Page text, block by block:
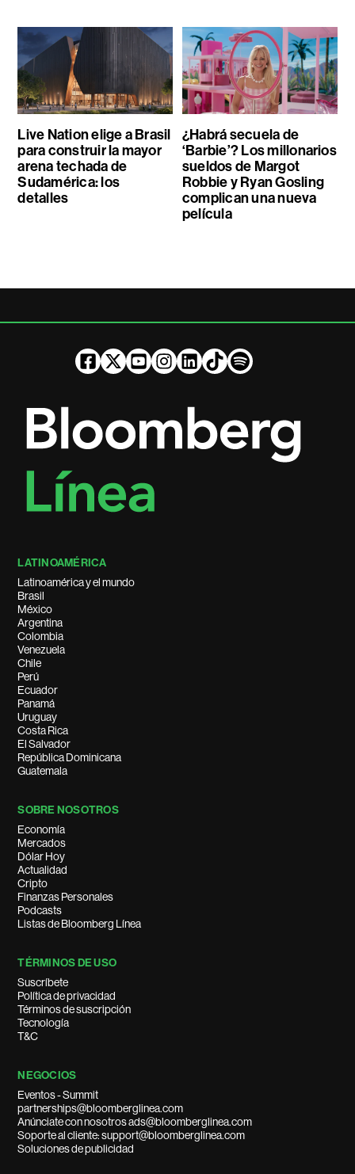
Live Nation elige a Brasil
para construir la mayor
arena techada de
Sudamérica: los
detalles
¿Habrá secuela de
‘Barbie’? Los millonarios
sueldos de Margot
Robbie y Ryan Gosling
complican una nueva
película
LATINOAMÉRICA
Latinoamérica y el mundo
Brasil
México
Argentina
Colombia
Venezuela
Chile
Perú
Ecuador
Panamá
Uruguay
Costa Rica
El Salvador
República Dominicana
Guatemala
SOBRE NOSOTROS
Economía
Mercados
Dólar Hoy
Actualidad
Cripto
Finanzas Personales
Podcasts
Listas de Bloomberg Línea
TÉRMINOS DE USO
Suscríbete
Política de privacidad
Términos de suscripción
Tecnología
T&C
NEGOCIOS
Eventos - Summit
partnerships@bloomberglinea.com
Anúnciate con nosotros ads@bloomberglinea.com
Soporte al cliente: support@bloomberglinea.com
Soluciones de publicidad